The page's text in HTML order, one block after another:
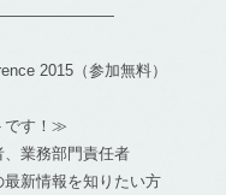
2015（参加無料）
です！≫
業務部門責任者
新情報を知りたい方